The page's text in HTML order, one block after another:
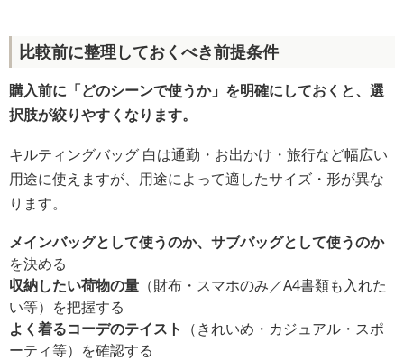
比較前に整理しておくべき前提条件
購入前に「どのシーンで使うか」を明確にしておくと、選
択肢が絞りやすくなります。
キルティングバッグ 白は通勤・お出かけ・旅行など幅広い
用途に使えますが、用途によって適したサイズ・形が異な
ります。
メインバッグとして使うのか、サブバッグとして使うのか
を決める
収納したい荷物の量 （財布・スマホのみ／A4書類も入れた
い等）を把握する
よく着るコーデのテイスト （きれいめ・カジュアル・スポ
ーティ等）を確認する